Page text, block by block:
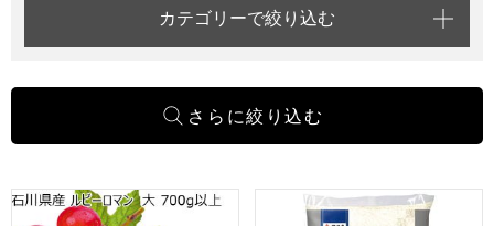
カテゴリーで絞り込む
石川県産 ルビーロマン 大 700g以上【CB】【令和7年産】【精米】新潟